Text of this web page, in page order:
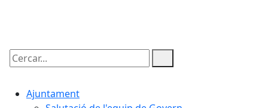
Cercar:
Ajuntament